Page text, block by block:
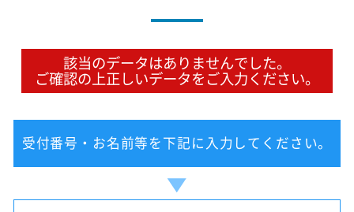
該当のデータはありませんでした。
ご確認の上正しいデータをご入力ください。
受付番号・お名前等を下記に入力してください。